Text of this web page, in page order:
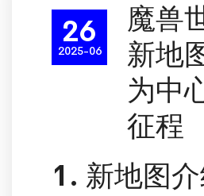
26
2025-06
魔兽
新地
为中
征程
1. 新地图